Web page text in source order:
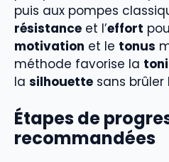
puis aux pompes
résistance et l’effort
motivation et le tonus
méthode favorise la
la silhouette sans brûler
Étapes de
recommandées